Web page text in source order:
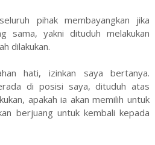
pihak membayangkan jika
sama, yakni dituduh melakukan
dilakukan.
hati, izinkan saya bertanya.
di posisi saya, dituduh atas
apakah ia akan memilih untuk
berjuang untuk kembali kepada